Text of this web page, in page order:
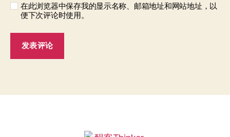
在此浏览器中保存我的显示名称、邮箱地址和网站地址，以
便下次评论时使用。